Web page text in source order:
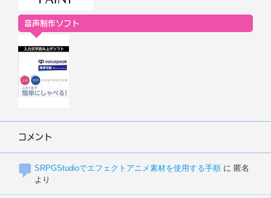
音声制作ソフト
コメント
SRPGStudioでエフェクトアニメ素材を使用する手順 に 匿名
より